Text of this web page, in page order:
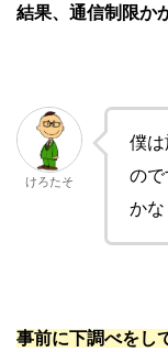
結果、通信制限か
けろたそ
僕は
ので
かな
事前に下調べをし